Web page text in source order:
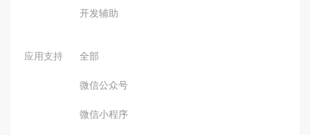
开发辅助
应用支持 全部
微信公众号
微信小程序